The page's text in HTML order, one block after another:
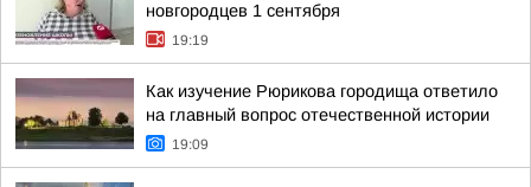
новгородцев 1 сентября
19:19
Как изучение Рюрикова городища ответило
на главный вопрос отечественной истории
19:09